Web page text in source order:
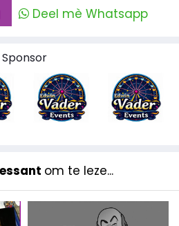
Deel mè Whatsapp
Sponsor
om te leze...